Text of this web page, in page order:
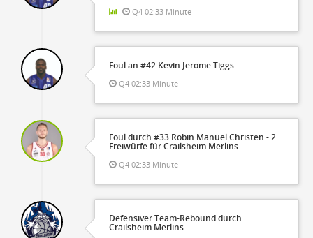
Q4 02:33 Minute
Foul an #42 Kevin Jerome Tiggs
Q4 02:33 Minute
Foul durch #33 Robin Manuel Christen - 2
Freiwürfe für Crailsheim Merlins
Q4 02:33 Minute
Defensiver Team-Rebound durch
Crailsheim Merlins